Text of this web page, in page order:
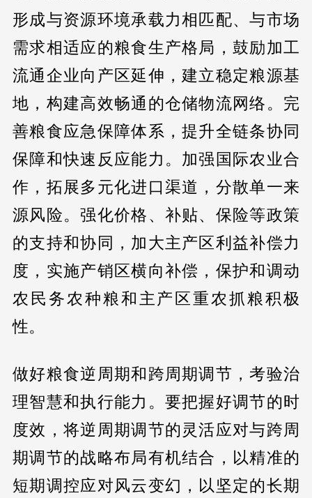
形成与资源环境承载力相匹配、与市场
需求相适应的粮食生产格局，鼓励加工
流通企业向产区延伸，建立稳定粮源基
地，构建高效畅通的仓储物流网络。完
善粮食应急保障体系，提升全链条协同
保障和快速反应能力。加强国际农业合
作，拓展多元化进口渠道，分散单一来
源风险。强化价格、补贴、保险等政策
的支持和协同，加大主产区利益补偿力
度，实施产销区横向补偿，保护和调动
农民务农种粮和主产区重农抓粮积极
性。
做好粮食逆周期和跨周期调节，考验治
理智慧和执行能力。要把握好调节的时
度效，将逆周期调节的灵活应对与跨周
期调节的战略布局有机结合，以精准的
短期调控应对风云变幻，以坚定的长期